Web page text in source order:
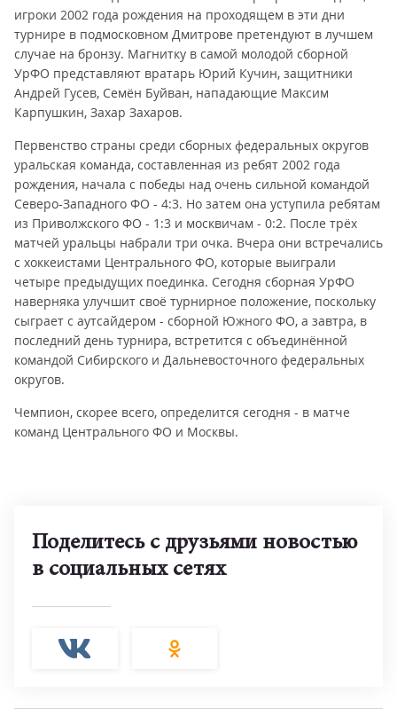
игроки 2002 года рождения на проходящем в эти дни
турнире в подмосковном Дмитрове претендуют в лучшем
случае на бронзу. Магнитку в самой молодой сборной
УрФО представляют вратарь Юрий Кучин, защитники
Андрей Гусев, Семён Буйван, нападающие Максим
Карпушкин, Захар Захаров.
Первенство страны среди сборных федеральных округов
уральская команда, составленная из ребят 2002 года
рождения, начала с победы над очень сильной командой
Северо-Западного ФО - 4:3. Но затем она уступила ребятам
из Приволжского ФО - 1:3 и москвичам - 0:2. После трёх
матчей уральцы набрали три очка. Вчера они встречались
с хоккеистами Центрального ФО, которые выиграли
четыре предыдущих поединка. Сегодня сборная УрФО
наверняка улучшит своё турнирное положение, поскольку
сыграет с аутсайдером - сборной Южного ФО, а завтра, в
последний день турнира, встретится с объединённой
командой Сибирского и Дальневосточного федеральных
округов.
Чемпион, скорее всего, определится сегодня - в матче
команд Центрального ФО и Москвы.
Поделитесь с друзьями новостью
в социальных сетях